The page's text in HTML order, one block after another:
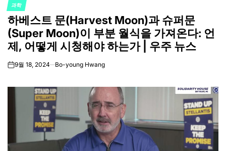
POSTED
IN
과학
하베스트 문(Harvest Moon)과 슈퍼문
(Super Moon)이 부분 월식을 가져온다: 언
제, 어떻게 시청해야 하는가 | 우주 뉴스
on9월 18, 2024 Bo-young Hwang